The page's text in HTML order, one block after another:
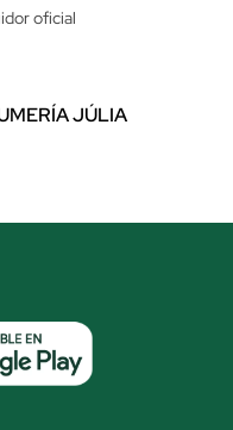
oficial
JÚLIA